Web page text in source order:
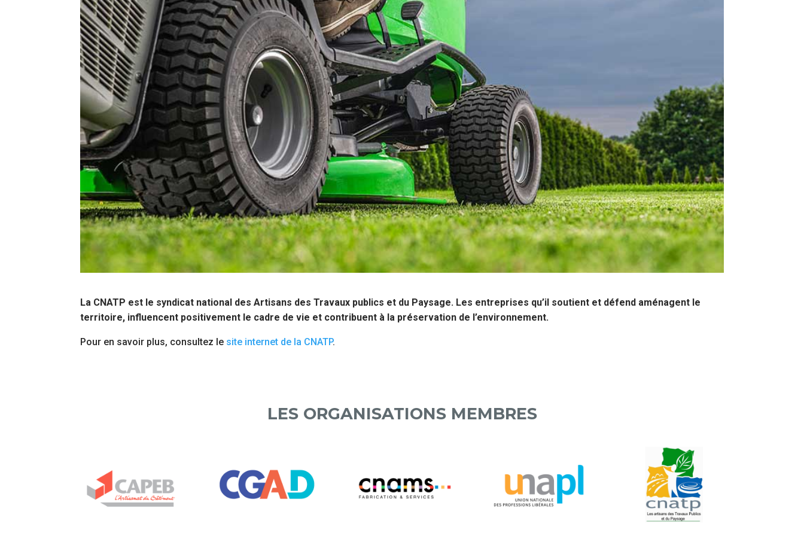
La CNATP est le syndicat national des Artisans des Travaux publics et du Paysage. Les entreprises qu’il soutient et défend aménagent le
territoire, influencent positivement le cadre de vie et contribuent à la préservation de l’environnement.
Pour en savoir plus, consultez le site internet de la CNATP.
LES ORGANISATIONS MEMBRES